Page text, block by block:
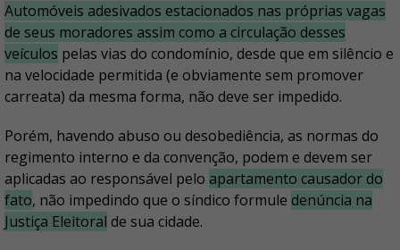
Automóveis adesivados estacionados nas próprias vagas
de seus moradores assim como a circulação desses
veículos pelas vias do condomínio, desde que em silêncio e
na velocidade permitida (e obviamente sem promover
carreata) da mesma forma, não deve ser impedido.
Porém, havendo abuso ou desobediência, as normas do
regimento interno e da convenção, podem e devem ser
aplicadas ao responsável pelo apartamento causador do
fato, não impedindo que o síndico formule denúncia na
Justiça Eleitoral de sua cidade.